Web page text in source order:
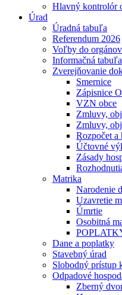
Hlavný kontrolór
Úrad
Úradná tabuľa
Referendum 2026
Voľby do
Informačná tabuľa
Zverejňovanie
Smernice
Zápisnice
VZN obce
Zmluvy,
Zmluvy,
Rozpočet a
Účtovné
Zásady
Matrika
Narodenie
Uzavretie
Úmrtie
Osobitná
Dane a poplatky
Stavebný úrad
Slobodný prístup
Odpadové
Zberný